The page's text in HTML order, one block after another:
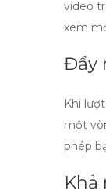
video
xem
Đẩy
Khi
một
phép
Khả